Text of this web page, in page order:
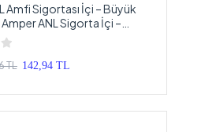
Amfi Sigortası İçi – Büyük
ANL Sigorta İçi –
Anfi Sigortası İçi
TL 142,94 TL